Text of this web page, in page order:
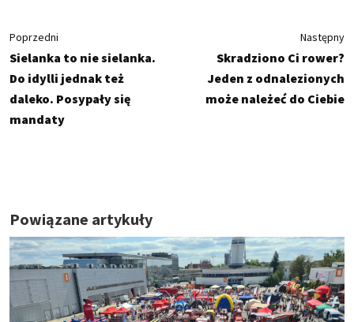
Poprzedni
Sielanka to nie sielanka.
Do idylli jednak też
daleko. Posypały się
mandaty
Następny
Skradziono Ci rower?
Jeden z odnalezionych
może należeć do Ciebie
Powiązane artykuły